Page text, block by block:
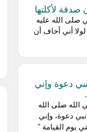
صدقة لأكلتها
صلى الله عليه
أني أخاف أن
دعوة وإني
الله صلى الله
دعوة، وإني
يوم القيامة "